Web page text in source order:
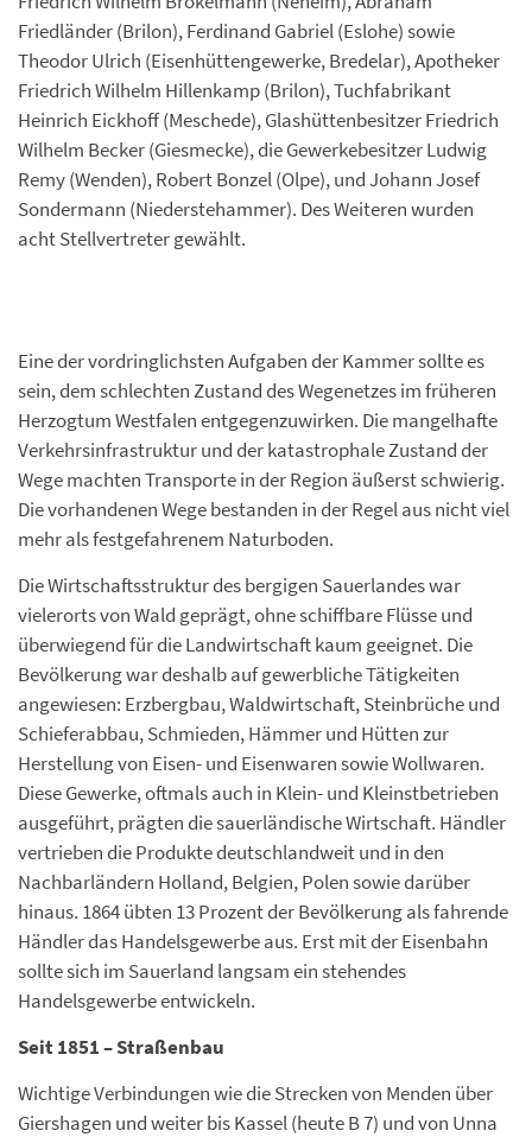
Friedländer (Brilon), Ferdinand Gabriel (Eslohe) sowie
Theodor Ulrich (Eisenhüttengewerke, Bredelar), Apotheker
Friedrich Wilhelm Hillenkamp (Brilon), Tuchfabrikant
Heinrich Eickhoff (Meschede), Glashüttenbesitzer Friedrich
Wilhelm Becker (Giesmecke), die Gewerkebesitzer Ludwig
Remy (Wenden), Robert Bonzel (Olpe), und Johann Josef
Sondermann (Niederstehammer). Des Weiteren wurden
acht Stellvertreter gewählt.
Eine der vordringlichsten Aufgaben der Kammer sollte es
sein, dem schlechten Zustand des Wegenetzes im früheren
Herzogtum Westfalen entgegenzuwirken. Die mangelhafte
Verkehrsinfrastruktur und der katastrophale Zustand der
Wege machten Transporte in der Region äußerst schwierig.
Die vorhandenen Wege bestanden in der Regel aus nicht viel
mehr als festgefahrenem Naturboden.
Die Wirtschaftsstruktur des bergigen Sauerlandes war
vielerorts von Wald geprägt, ohne schiffbare Flüsse und
überwiegend für die Landwirtschaft kaum geeignet. Die
Bevölkerung war deshalb auf gewerbliche Tätigkeiten
angewiesen: Erzbergbau, Waldwirtschaft, Steinbrüche und
Schieferabbau, Schmieden, Hämmer und Hütten zur
Herstellung von Eisen- und Eisenwaren sowie Wollwaren.
Diese Gewerke, oftmals auch in Klein- und Kleinstbetrieben
ausgeführt, prägten die sauerländische Wirtschaft. Händler
vertrieben die Produkte deutschlandweit und in den
Nachbarländern Holland, Belgien, Polen sowie darüber
hinaus. 1864 übten 13 Prozent der Bevölkerung als fahrende
Händler das Handelsgewerbe aus. Erst mit der Eisenbahn
sollte sich im Sauerland langsam ein stehendes
Handelsgewerbe entwickeln.
Seit 1851 – Straßenbau
Wichtige Verbindungen wie die Strecken von Menden über
Giershagen und weiter bis Kassel (heute B 7) und von Unna